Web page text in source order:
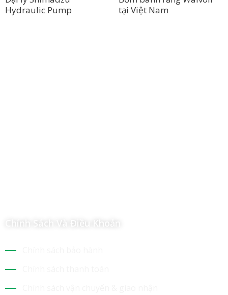
Hydraulic Pump
tại Việt Nam
Chính Sách Và Điều Khoản